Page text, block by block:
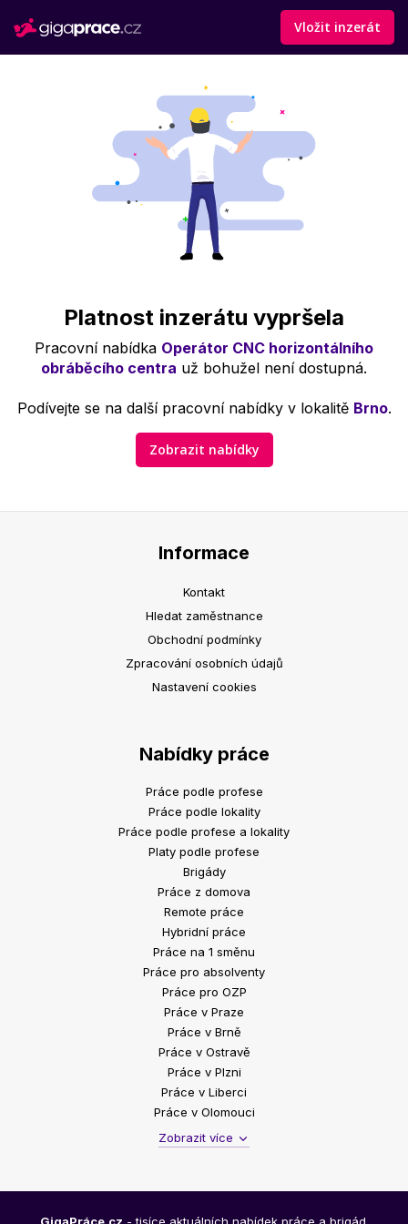
Vložit inzerát
Platnost inzerátu vypršela
Pracovní nabídka Operátor CNC horizontálního
obráběcího centra už bohužel není dostupná.
Podívejte se na další pracovní nabídky v lokalitě Brno.
Zobrazit nabídky
Informace
Kontakt
Hledat zaměstnance
Obchodní podmínky
Zpracování osobních údajů
Nastavení cookies
Nabídky práce
Práce podle profese
Práce podle lokality
Práce podle profese a lokality
Platy podle profese
Brigády
Práce z domova
Remote práce
Hybridní práce
Práce na 1 směnu
Práce pro absolventy
Práce pro OZP
Práce v Praze
Práce v Brně
Práce v Ostravě
Práce v Plzni
Práce v Liberci
Práce v Olomouci
Zobrazit více